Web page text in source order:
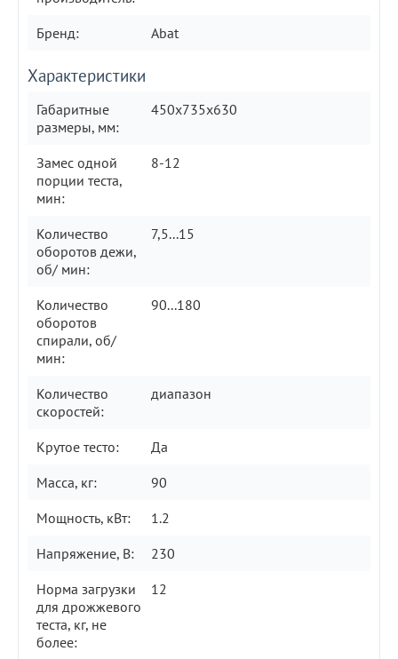
Бренд: Abat
Характеристики
Габаритные
размеры, мм:
450х735х630
Замес одной
порции теста,
мин:
8-12
Количество
оборотов дежи,
об/ мин:
7,5...15
Количество
оборотов
спирали, об/
мин:
90...180
Количество
скоростей:
диапазон
Крутое тесто:
Да
Масса, кг:
90
Мощность, кВт:
1.2
Напряжение, В:
230
Норма загрузки
для дрожжевого
теста, кг, не
более:
12